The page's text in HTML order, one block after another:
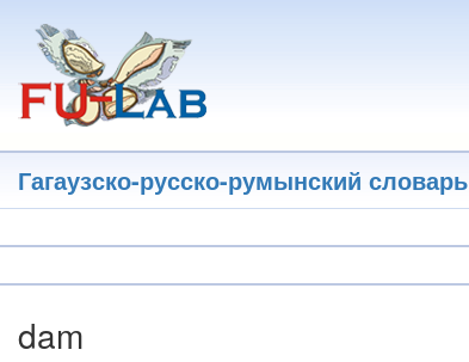
основному
содержанию
Гагаузско-русско-румынский словарь
dam